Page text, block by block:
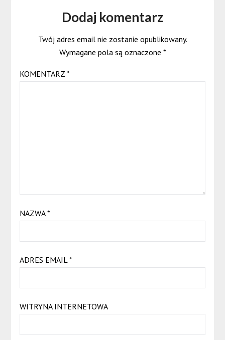
Dodaj komentarz
Twój adres email nie zostanie opublikowany.
Wymagane pola są oznaczone *
KOMENTARZ *
NAZWA*
ADRES EMAIL *
WITRYNA INTERNETOWA